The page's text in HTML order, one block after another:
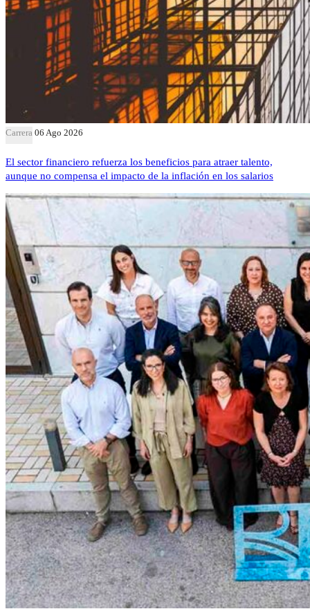
Carrera 06 Ago 2026
El sector financiero refuerza los beneficios para atraer talento,
aunque no compensa el impacto de la inflación en los salarios